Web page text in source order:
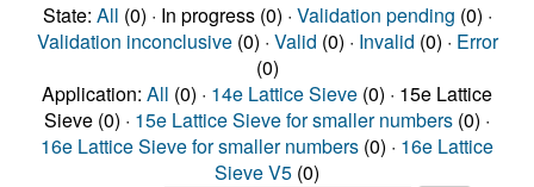
State: All (0) · In progress (0) · Validation pending (0) ·
Validation inconclusive(0) · Valid (0) · Invalid (0) · Error
(0)
Application: All (0) · 14e Lattice Sieve (0) · 15e Lattice
Sieve (0) · 15e Lattice Sieve for smaller numbers (0) ·
16e Lattice Sieve for smaller numbers (0) · 16e Lattice
Sieve V5 (0)